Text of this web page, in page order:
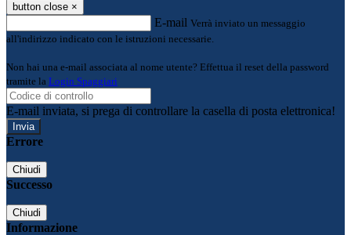
button close ×
E-mail Verrà inviato un messaggio
all'indirizzo indicato con le istruzioni necessarie.
Non hai una e-mail associata al nome utente? Effettua il reset della password
tramite la Login Spaggiari
E-mail inviata, si prega di controllare la casella di posta elettronica!
Errore
Chiudi
Successo
Chiudi
Informazione